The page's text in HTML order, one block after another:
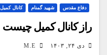
دفاع مقدس شهید گمنام کانال کمیل
راز کانال کمیل چیست
دی ۲۴, ۱۴۰۳